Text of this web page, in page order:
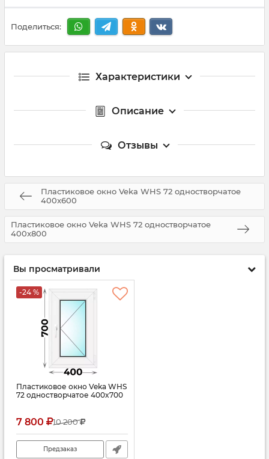
Поделиться:
Характеристики
Описание
Отзывы
Пластиковое окно Veka WHS 72 одностворчатое
400x600
Пластиковое окно Veka WHS 72 одностворчатое
400x800
Вы просматривали
-24 %
Пластиковое окно Veka WHS
72 одностворчатое 400x700
7 800 10 200
Предзаказ